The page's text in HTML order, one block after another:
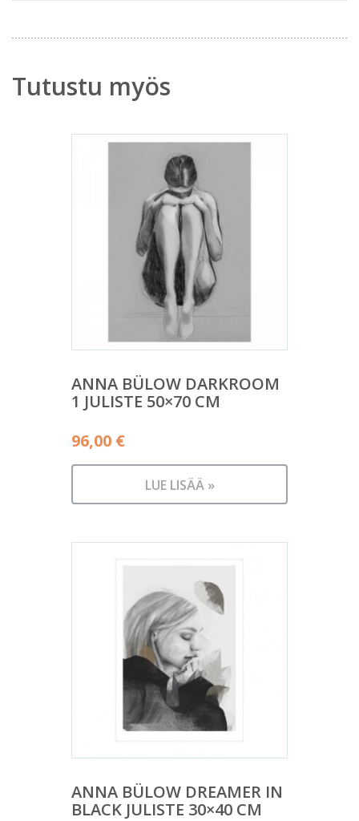
Tutustu myös
ANNA BÜLOW DARKROOM
1 JULISTE 50×70 CM
96,00 €
LUE LISÄÄ »
ANNA BÜLOW DREAMER IN
BLACK JULISTE 30×40 CM